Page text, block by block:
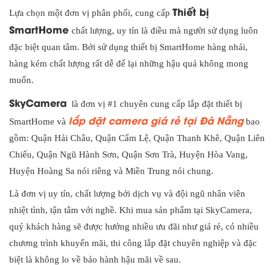
Lựa chọn một đơn vị phân phối, cung cấp Thiết bị
SmartHome chất lượng, uy tín là điều mà người sử dụng luôn
đặc biệt quan tâm. Bởi sử dụng thiết bị SmartHome hàng nhái,
hàng kém chất lượng rất dễ để lại những hậu quả không mong
muốn.
SkyCamera là đơn vị #1 chuyên cung cấp lắp đặt thiết bị
SmartHome và lắp đặt camera giá rẻ tại Đà Nẵngbao
gồm: Quận Hải Châu, Quận Cẩm Lệ, Quận Thanh Khê, Quận Liên
Chiểu, Quận Ngũ Hành Sơn, Quận Sơn Trà, Huyện Hòa Vang,
Huyện Hoàng Sa nói riêng và Miền Trung nói chung.
Là đơn vị uy tín, chất lượng bởi dịch vụ và đội ngũ nhân viên
nhiệt tình, tận tâm với nghề. Khi mua sản phẩm tại SkyCamera,
quý khách hàng sẽ được hưởng nhiều ưu đãi như giá rẻ, có nhiều
chương trình khuyến mãi, thi công lắp đặt chuyên nghiệp và đặc
biệt là không lo về bảo hành hậu mãi về sau.